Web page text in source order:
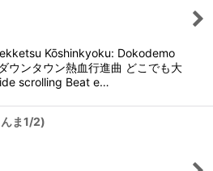
Kōshinkyoku: Dokodemo
ウンタウン熱血行進曲 どこでも大
scrolling Beat e…
ま1/2)